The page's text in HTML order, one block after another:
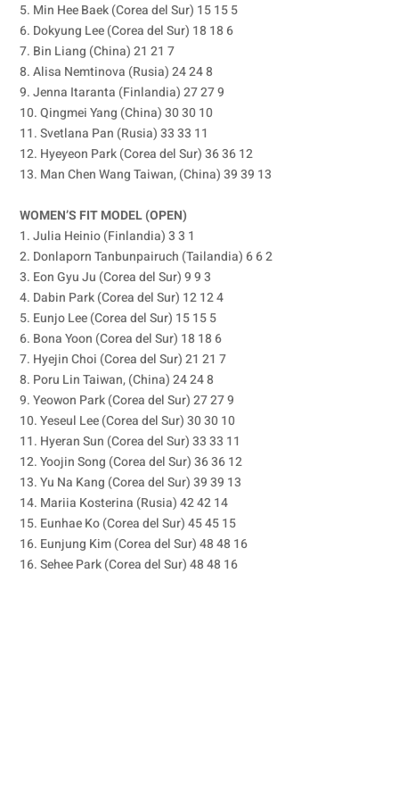
5. Min Hee Baek (Corea del Sur) 15 15 5
6. Dokyung Lee (Corea del Sur) 18 18 6
7. Bin Liang (China) 21 21 7
8. Alisa Nemtinova (Rusia) 24 24 8
9. Jenna Itaranta (Finlandia) 27 27 9
10. Qingmei Yang (China) 30 30 10
11. Svetlana Pan (Rusia) 33 33 11
12. Hyeyeon Park (Corea del Sur) 36 36 12
13. Man Chen Wang Taiwan, (China) 39 39 13
WOMEN’S FIT MODEL (OPEN)
1. Julia Heinio (Finlandia) 3 3 1
2. Donlaporn Tanbunpairuch (Tailandia) 6 6 2
3. Eon Gyu Ju (Corea del Sur) 9 9 3
4. Dabin Park (Corea del Sur) 12 12 4
5. Eunjo Lee (Corea del Sur) 15 15 5
6. Bona Yoon (Corea del Sur) 18 18 6
7. Hyejin Choi (Corea del Sur) 21 21 7
8. Poru Lin Taiwan, (China) 24 24 8
9. Yeowon Park (Corea del Sur) 27 27 9
10. Yeseul Lee (Corea del Sur) 30 30 10
11. Hyeran Sun (Corea del Sur) 33 33 11
12. Yoojin Song (Corea del Sur) 36 36 12
13. Yu Na Kang (Corea del Sur) 39 39 13
14. Mariia Kosterina (Rusia) 42 42 14
15. Eunhae Ko (Corea del Sur) 45 45 15
16. Eunjung Kim (Corea del Sur) 48 48 16
16. Sehee Park (Corea del Sur) 48 48 16